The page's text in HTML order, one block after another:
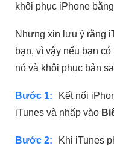
khôi phục iPhone
Nhưng xin lưu ý rằng
bạn, vì vậy nếu bạn
nó và khôi phục bản
Bước 1:
Kết nối
iTunes và nhấp vào
Bước 2:
Khi iTunes